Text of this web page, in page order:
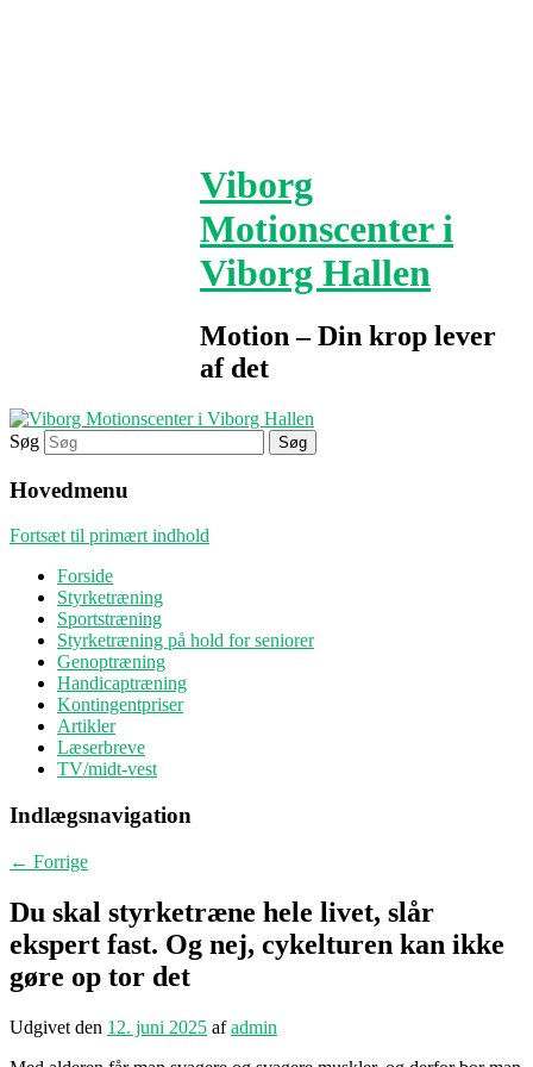
Viborg
Motionscenter i
Viborg Hallen
Motion – Din krop lever
af det
Søg
Hovedmenu
Fortsæt til primært indhold
Forside
Styrketræning
Sportstræning
Styrketræning på hold for seniorer
Genoptræning
Handicaptræning
Kontingentpriser
Artikler
Læserbreve
TV/midt-vest
Indlægsnavigation
← Forrige
Du skal styrketræne hele livet, slår
ekspert fast. Og nej, cykelturen kan ikke
gøre op tor det
Udgivet den 12. juni 2025 afadmin